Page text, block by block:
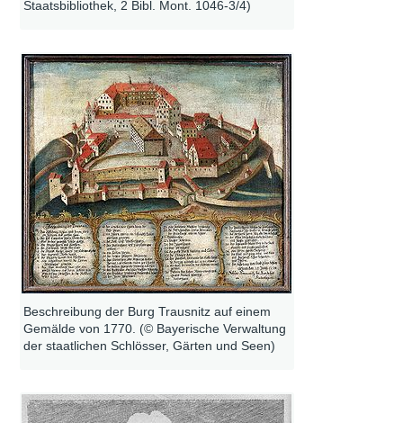
Staatsbibliothek, 2 Bibl. Mont. 1046-3/4)
Beschreibung der Burg Trausnitz auf einem
Gemälde von 1770. (© Bayerische Verwaltung
der staatlichen Schlösser, Gärten und Seen)